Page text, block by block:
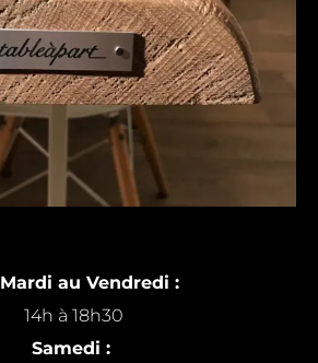
Mardi au Vendredi :
14h à 18h30
Samedi :